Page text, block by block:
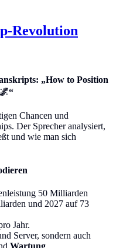
Revolution
„How to Position
Chancen und
Der Sprecher analysiert,
und wie man sich
50 Milliarden
und 2027 auf 73
Jahr.
Server, sondern auch